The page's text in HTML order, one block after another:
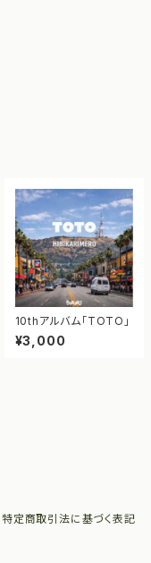
10thアルバム「TOTO」
¥3,000
特定商取引法に基づく表記